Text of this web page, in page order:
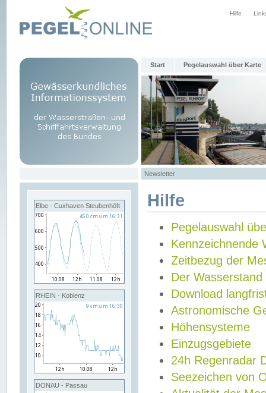
Hilfe
Start Pegelauswahl über Karte
Newsletter
Elbe - Cuxhaven Steubenhöft
RHEIN - Koblenz
DONAU - Passau
Hilfe
Pegelauswahl
Kennzeichnende
Zeitbezug der
Der Wasserstand
Download
Astronomische
Höhensysteme
Einzugsgebiete
24h Regenradar
Seezeichen von